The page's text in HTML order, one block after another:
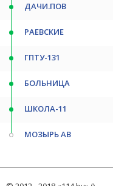
ДАЧИ.ПОВ
РАЕВСКИЕ
ГПТУ-131
БОЛЬНИЦА
ШКОЛА-11
МОЗЫРЬ АВ